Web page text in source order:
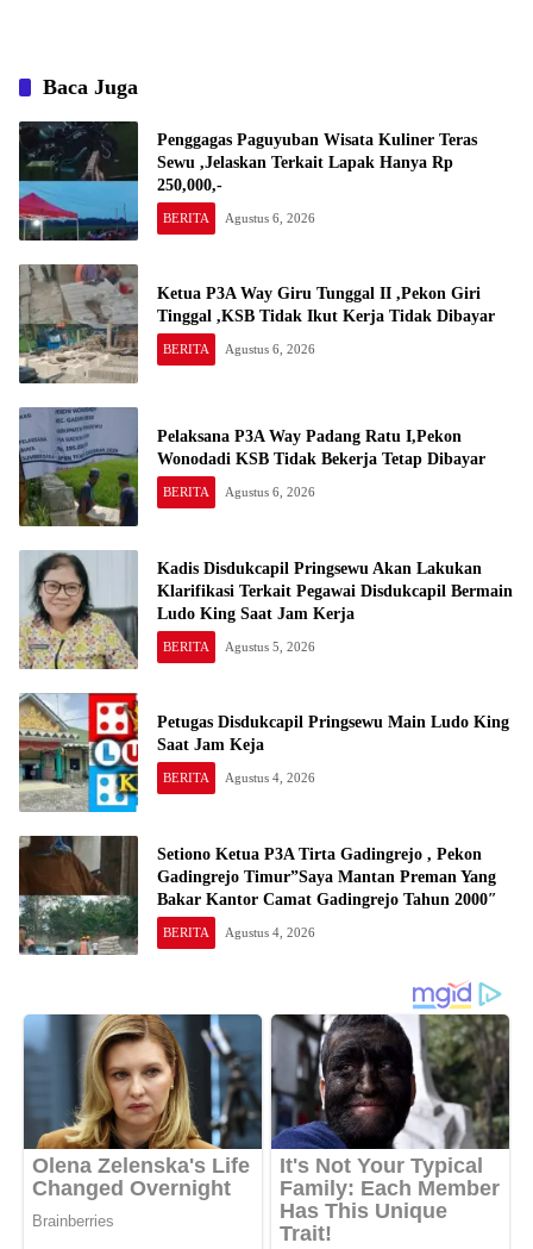
Baca Juga
Penggagas Paguyuban Wisata Kuliner Teras
Sewu ,Jelaskan Terkait Lapak Hanya Rp
250,000,-
BERITA Agustus 6, 2026
Ketua P3A Way Giru Tunggal II ,Pekon Giri
Tinggal ,KSB Tidak Ikut Kerja Tidak Dibayar
BERITA Agustus 6, 2026
Pelaksana P3A Way Padang Ratu I,Pekon
Wonodadi KSB Tidak Bekerja Tetap Dibayar
BERITA Agustus 6, 2026
Kadis Disdukcapil Pringsewu Akan Lakukan
Klarifikasi Terkait Pegawai Disdukcapil Bermain
Ludo King Saat Jam Kerja
BERITA Agustus 5, 2026
Petugas Disdukcapil Pringsewu Main Ludo King
Saat Jam Keja
BERITA Agustus 4, 2026
Setiono Ketua P3A Tirta Gadingrejo , Pekon
Gadingrejo Timur”Saya Mantan Preman Yang
Bakar Kantor Camat Gadingrejo Tahun 2000″
BERITA Agustus 4, 2026